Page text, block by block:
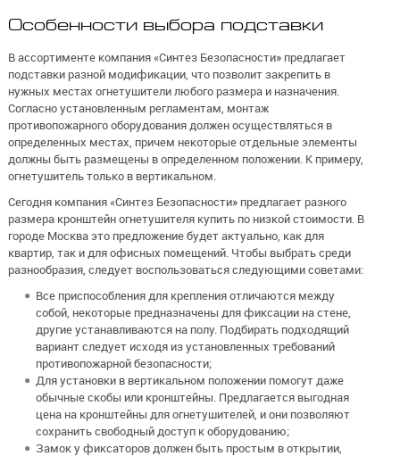
Особенности выбора подставки
В ассортименте компания «Синтез Безопасности» предлагает
подставки разной модификации, что позволит закрепить в
нужных местах огнетушители любого размера и назначения.
Согласно установленным регламентам, монтаж
противопожарного оборудования должен осуществляться в
определенных местах, причем некоторые отдельные элементы
должны быть размещены в определенном положении. К примеру,
огнетушитель только в вертикальном.
Сегодня компания «Синтез Безопасности» предлагает разного
размера кронштейн огнетушителя купить по низкой стоимости. В
городе Москва это предложение будет актуально, как для
квартир, так и для офисных помещений. Чтобы выбрать среди
разнообразия, следует воспользоваться следующими советами:
Все приспособления для крепления отличаются между
собой, некоторые предназначены для фиксации на стене,
другие устанавливаются на полу. Подбирать подходящий
вариант следует исходя из установленных требований
противопожарной безопасности;
Для установки в вертикальном положении помогут даже
обычные скобы или кронштейны. Предлагается выгодная
цена на кронштейны для огнетушителей, и они позволяют
сохранить свободный доступ к оборудованию;
Замок у фиксаторов должен быть простым в открытии,